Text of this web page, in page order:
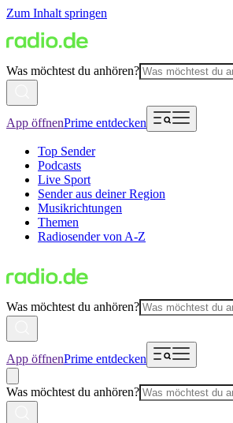
Zum Inhalt springen
Was möchtest du anhören?
App öffnenPrime entdecken
Top Sender
Podcasts
Live Sport
Sender aus deiner Region
Musikrichtungen
Themen
Radiosender von A-Z
Was möchtest du anhören?
App öffnenPrime entdecken
Was möchtest du anhören?